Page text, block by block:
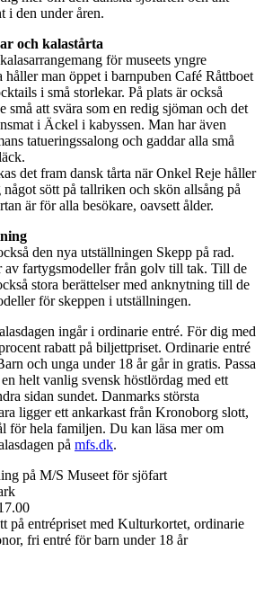
i den under åren.
och kalastårta
för museets yngre
håller man öppet i barnpuben Café Råttboet
i små storlekar. På plats är också
små att svära som en redig sjöman och det
i Äckel i kabyssen. Man har även
tatueringssalong och gaddar alla små
det fram dansk tårta när Onkel Reje håller
sött på tallriken och skön allsång på
är för alla besökare, oavsett ålder.
den nya utställningen Skepp på rad.
av fartygsmodeller från golv till tak. Till de
stora berättelser med anknytning till de
för skeppen i utställningen.
ingår i ordinarie entré. För dig med
rabatt på biljettpriset. Ordinarie entré
och unga under 18 år går in gratis. Passa
helt vanlig svensk höstlördag med ett
sidan sundet. Danmarks största
ligger ett ankarkast från Kronoborg slott,
för hela familjen. Du kan läsa mer om
på mfs.dk.
på M/S Museet för sjöfart
på entrépriset med Kulturkortet, ordinarie
fri entré för barn under 18 år